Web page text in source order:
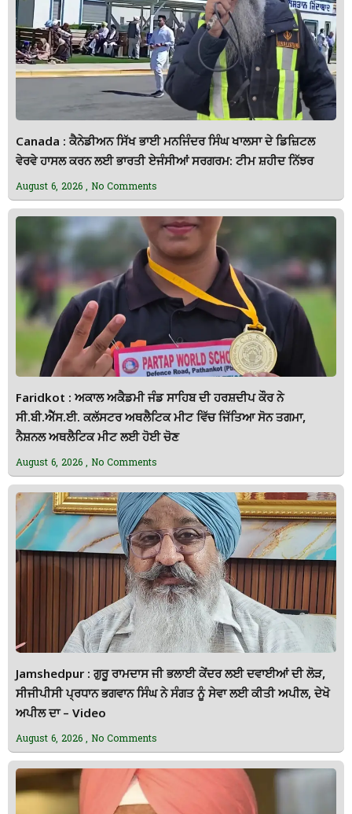
Canada : ਕੈਨੇਡੀਅਨ ਸਿੱਖ ਭਾਈ ਮਨਜਿੰਦਰ ਸਿੰਘ ਖਾਲਸਾ ਦੇ ਡਿਜ਼ਿਟਲ
ਵੇਰਵੇ ਹਾਸਲ ਕਰਨ ਲਈ ਭਾਰਤੀ ਏਜੰਸੀਆਂ ਸਰਗਰਮ: ਟੀਮ ਸ਼ਹੀਦ ਨਿੱਝਰ
August 6, 2026 No Comments
Faridkot : ਅਕਾਲ ਅਕੈਡਮੀ ਜੰਡ ਸਾਹਿਬ ਦੀ ਹਰਸ਼ਦੀਪ ਕੌਰ ਨੇ
ਸੀ.ਬੀ.ਐੱਸ.ਈ. ਕਲੱਸਟਰ ਅਥਲੈਟਿਕ ਮੀਟ ਵਿੱਚ ਜਿੱਤਿਆ ਸੋਨ ਤਗਮਾ,
ਨੈਸ਼ਨਲ ਅਥਲੈਟਿਕ ਮੀਟ ਲਈ ਹੋਈ ਚੋਣ
August 6, 2026 No Comments
Jamshedpur : ਗੁਰੂ ਰਾਮਦਾਸ ਜੀ ਭਲਾਈ ਕੇਂਦਰ ਲਈ ਦਵਾਈਆਂ ਦੀ ਲੋੜ,
ਸੀਜੀਪੀਸੀ ਪ੍ਰਧਾਨ ਭਗਵਾਨ ਸਿੰਘ ਨੇ ਸੰਗਤ ਨੂੰ ਸੇਵਾ ਲਈ ਕੀਤੀ ਅਪੀਲ, ਦੇਖੋ
ਅਪੀਲ ਦਾ – Video
August 6, 2026 No Comments